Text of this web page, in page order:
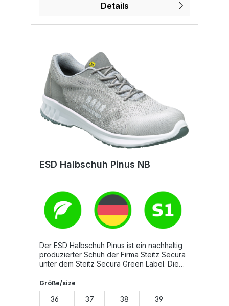
Details
ESD Halbschuh Pinus NB
Der ESD Halbschuh Pinus ist ein nachhaltig
produzierter Schuh der Firma Steitz Secura
unter dem Steitz Secura Green Label. Die
einen hohen Recyclinganteil, das
Obermaterial besteht zu 100% aus
recyceltem Material, ebenso wie das
Größe/size
36 37 38 39